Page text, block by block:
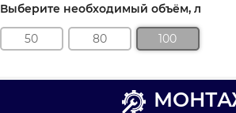
Выберите необходимый объём, л
50 80 100